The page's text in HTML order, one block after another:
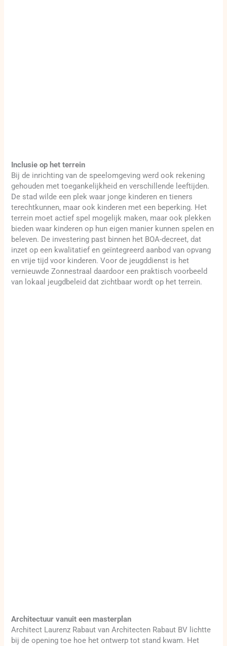
Inclusie op het terrein
Bij de inrichting van de speelomgeving werd ook rekening
gehouden met toegankelijkheid en verschillende leeftijden.
De stad wilde een plek waar jonge kinderen en tieners
terechtkunnen, maar ook kinderen met een beperking. Het
terrein moet actief spel mogelijk maken, maar ook plekken
bieden waar kinderen op hun eigen manier kunnen spelen en
beleven. De investering past binnen het BOA-decreet, dat
inzet op een kwalitatief en geïntegreerd aanbod van opvang
en vrije tijd voor kinderen. Voor de jeugddienst is het
vernieuwde Zonnestraal daardoor een praktisch voorbeeld
van lokaal jeugdbeleid dat zichtbaar wordt op het terrein.
Architectuur vanuit een masterplan
Architect Laurenz Rabaut van Architecten Rabaut BV lichtte
bij de opening toe hoe het ontwerp tot stand kwam. Het